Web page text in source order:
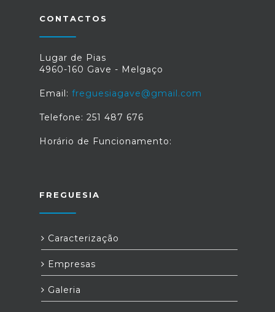
CONTACTOS
Lugar de Pias
4960-160 Gave - Melgaço
Email: freguesiagave@gmail.com
Telefone: 251 487 676
Horário de Funcionamento:
FREGUESIA
Caracterização
Empresas
Galeria